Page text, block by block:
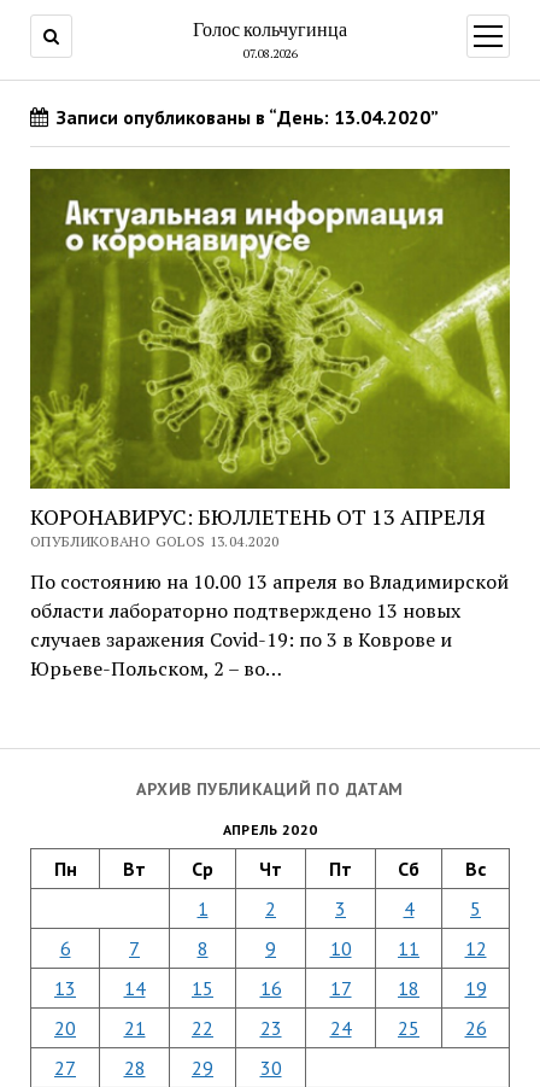
Голос кольчугинца
07.08.2026
меню
АРХИВ ПУБЛИКАЦИЙ ПО ДАТАМ
АПРЕЛЬ 2020
Пн Вт Ср Чт Пт Сб Вс
1 2 3 4
5
6
7 8 9 10 11
12
13
14 15 16 17 18
19
20
21 22 23 24 25
26
27
28 29 30
Записи опубликованы в “День: 13.04.2020”
КОРОНАВИРУС: БЮЛЛЕТЕНЬ ОТ 13 АПРЕЛЯ
ОПУБЛИКОВАНО GOLOS 13.04.2020
По состоянию на 10.00 13 апреля во Владимирской
области лабораторно подтверждено 13 новых
случаев заражения Covid-19: по 3 в Коврове и
Юрьеве-Польском, 2 – во…